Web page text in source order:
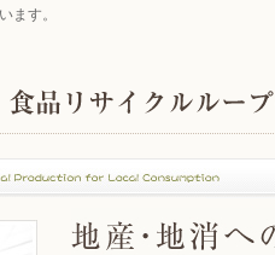
ます。